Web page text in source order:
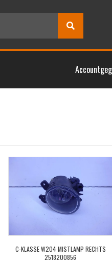
C-KLASSE W204 MISTLAMP RECHTS
2518200856